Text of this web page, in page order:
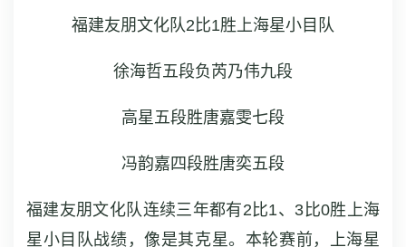
福建友朋文化队2比1胜上海星小目队
徐海哲五段负芮乃伟九段
高星五段胜唐嘉雯七段
冯韵嘉四段胜唐奕五段
福建友朋文化队连续三年都有2比1、3比0胜上海
星小目队战绩，像是其克星。本轮赛前，上海星